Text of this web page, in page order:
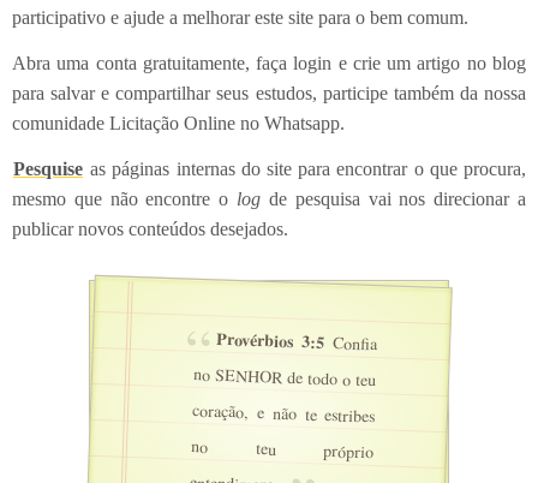
participativo e ajude a melhorar este site para o bem comum.
Abra uma conta gratuitamente, faça login e crie um artigo no blog
para salvar e compartilhar seus estudos, participe também da nossa
comunidade Licitação Online no Whatsapp.
Pesquise as páginas internas do site para encontrar o que procura,
mesmo que não encontre o log de pesquisa vai nos direcionar a
publicar novos conteúdos desejados.
Provérbios 3:5 Confia
no SENHOR de todo o teu
coração, e não te estribes
no teu próprio